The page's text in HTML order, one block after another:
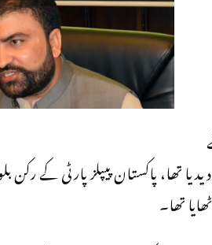
پاکستان پیپلز پارٹی کے رکن
تھا۔